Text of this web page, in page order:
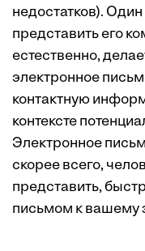
недостатков).
представить его
естественно,
электронное
контактную
контексте
Электронное
скорее всего,
представить,
письмом к вашему